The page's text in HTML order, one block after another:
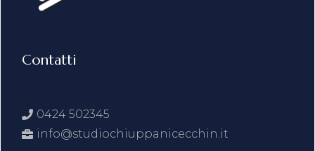
Contatti
0424 502345
info@studiochiuppanicecchin.it